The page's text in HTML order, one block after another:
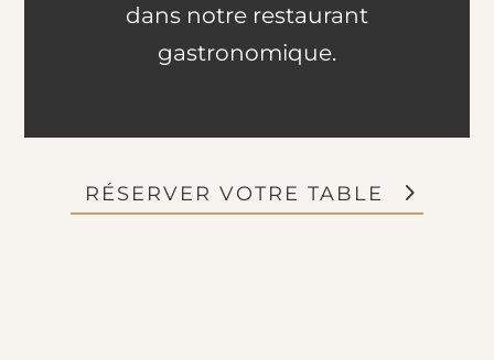
dans notre restaurant
gastronomique.
RÉSERVER VOTRE TABLE